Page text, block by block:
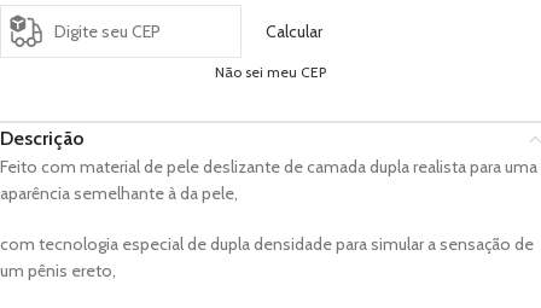
Calcular
Não sei meu CEP
Descrição
Feito com material de pele deslizante de camada dupla realista para uma
aparência semelhante à da pele,
com tecnologia especial de dupla densidade para simular a sensação de
um pênis ereto,